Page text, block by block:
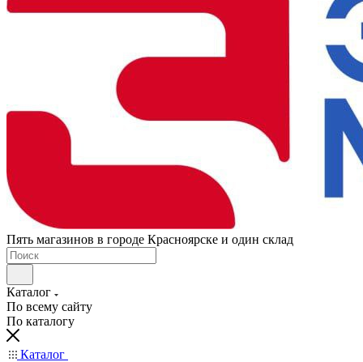
Пять магазинов в городе Красноярске и один склад
Каталог
По всему сайту
По каталогу
Каталог